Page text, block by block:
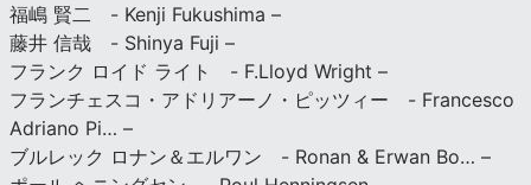
福嶋 賢二 - Kenji Fukushima –
藤井 信哉 - Shinya Fuji –
フランク ロイド ライト - F.Lloyd Wright –
フランチェスコ・アドリアーノ・ピッツィー - Francesco
Adriano Pi… –
ブルレック ロナン＆エルワン - Ronan & Erwan Bo… –